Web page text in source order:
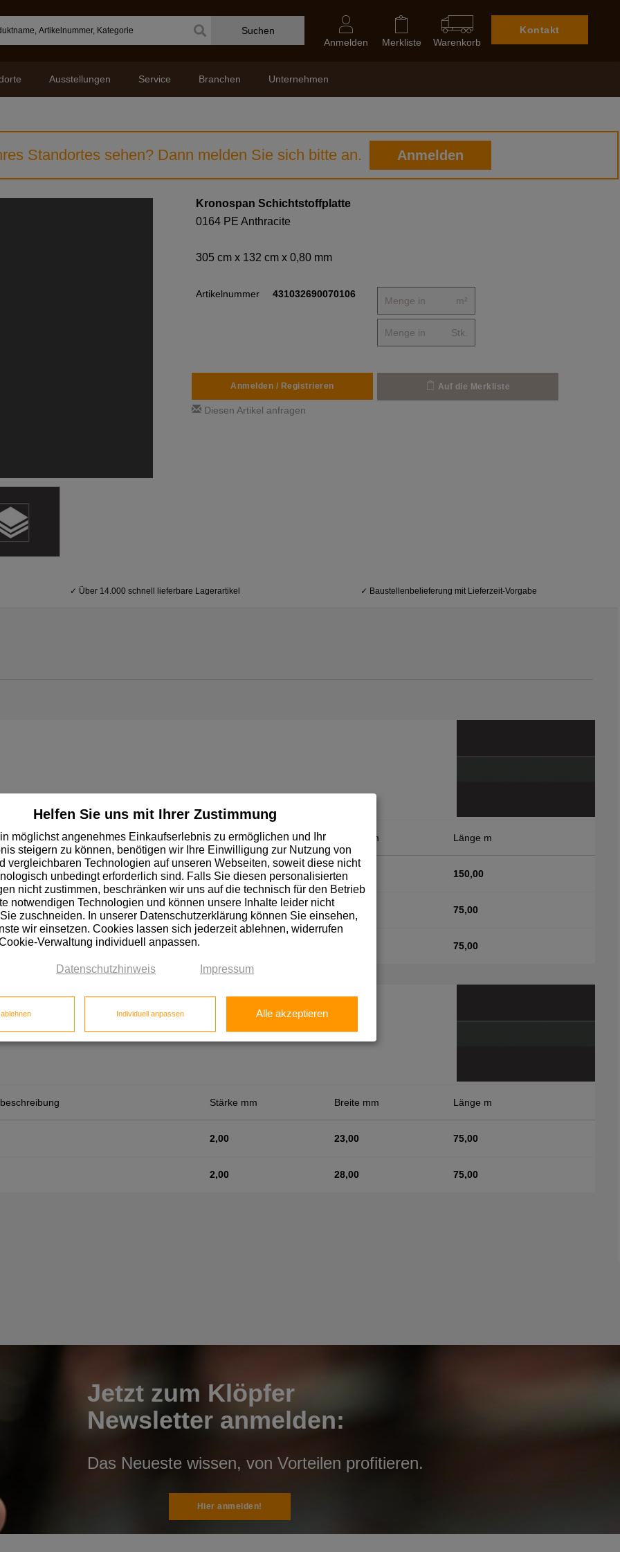
Suchen
Kontakt
Warenkorb
Merkliste
Anmelden
Unternehmen
Branchen
Service
Ausstellungen
Standortes sehen? Dann melden Sie sich bitte an. Anmelden
Kronospan Schichtstoffplatte
0164 PE Anthracite
305 cm x 132 cm x 0,80 mm
Artikelnummer 431032690070106
m²
Stk.
Anmelden / Registrieren Auf die Merkliste
Diesen Artikel anfragen
✓ Über 14.000 schnell lieferbare Lagerartikel ✓ Baustellenbelieferung mit Lieferzeit-Vorgabe
Stärke mm Breite mm Länge m
0,80 23,00 150,00
2,00 23,00 75,00
75,00
Stärke mm Breite mm Länge m
2,00 23,00 75,00
2,00 28,00 75,00
Jetzt zum Klöpfer
Newsletter anmelden:
Das Neueste wissen, von Vorteilen profitieren.
Hier anmelden!
Helfen Sie uns mit Ihrer Zustimmung
möglichst angenehmes Einkaufserlebnis zu ermöglichen und Ihr
steigern zu können, benötigen wir Ihre Einwilligung zur Nutzung von
vergleichbaren Technologien auf unseren Webseiten, soweit diese nicht
unbedingt erforderlich sind. Falls Sie diesen personalisierten
nicht zustimmen, beschränken wir uns auf die technisch für den Betrieb
notwendigen Technologien und können unsere Inhalte leider nicht
zuschneiden. In unserer Datenschutzerklärung können Sie einsehen,
wir einsetzen. Cookies lassen sich jederzeit ablehnen, widerrufen
Verwaltung individuell anpassen.
Datenschutzhinweis Impressum
Individuell anpassen Alle akzeptieren